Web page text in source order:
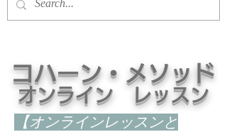
​コハーン・メソッド
オンライン レッスン
【オンラインレッスンと